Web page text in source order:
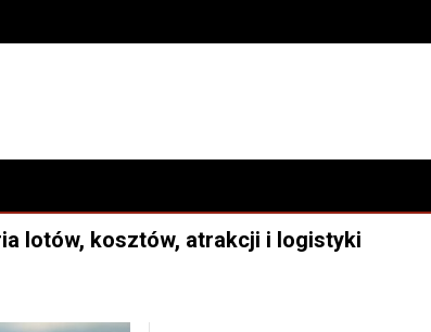
płatności, rezerwacje i zwiedzanie
lotów, kosztów, atrakcji i logistyki